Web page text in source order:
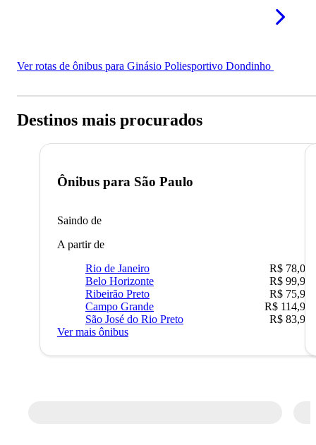
Ver rotas de ônibus para Ginásio Poliesportivo Dondinho
Destinos mais procurados
Ônibus para São Paulo
Saindo de
A partir de
Rio de Janeiro
R$ 78,02
Belo Horizonte
R$ 99,95
Ribeirão Preto
R$ 75,90
Campo Grande
R$ 114,90
São José do Rio Preto
R$ 83,90
Ver mais ônibus